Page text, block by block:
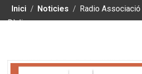
Inici / Noticies / Radio Associació
Ràdio